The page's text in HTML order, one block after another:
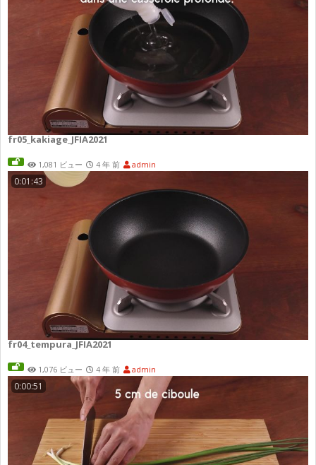
fr05_kakiage_JFIA2021
1,081 ビュー 4 年 前 admin
0:01:43
fr04_tempura_JFIA2021
1,076 ビュー 4 年 前 admin
0:00:51